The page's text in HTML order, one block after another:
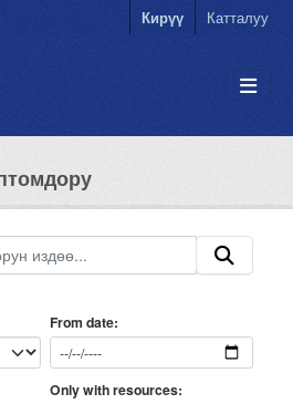
Кирүү Катталуу
From date
Only with resources